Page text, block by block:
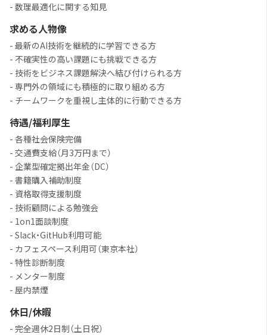
- 数理最適化に関する知見
求める人物像
- 最新のAI技術を継続的に学習できる方
- 不確実性の高い課題にも挑戦できる方
- 技術をビジネス課題解決へ結び付けられる方
- 専門外の領域にも積極的に取り組める方
- チームワークを重視し主体的に行動できる方
待遇/福利厚生
- 各種社会保険完備
- 交通費支給（月3万円まで）
- 企業型確定拠出年金（DC）
- 書籍購入補助制度
- 資格取得支援制度
- 技術顧問による勉強会
- 1on1面談制度
- Slack・GitHub利用可能
- カフェスペース利用可（東京本社）
- 特性診断制度
- メンター制度
- 屋内禁煙
休日/休暇
- 完全週休2日制（土日祝）